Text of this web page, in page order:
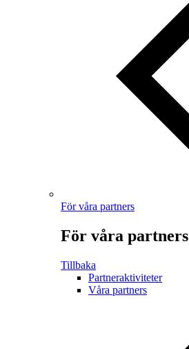
För våra partners
För våra partners
Tillbaka
Partneraktiviteter
Våra partners